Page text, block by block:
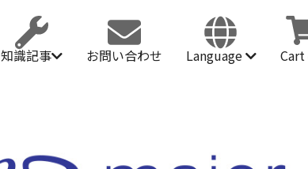
知識記事 お問い合わせ Language Cart